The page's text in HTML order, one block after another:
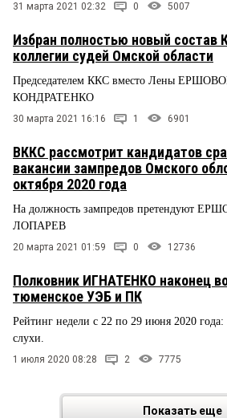
31 марта 2021 02:32 0 5007
Избран полностью новый состав
коллегии судей Омской области
Председателем ККС вместо Лены
КОНДРАТЕНКО
30 марта 2021 16:16 1 6901
ВККС рассмотрит кандидатов
вакансии зампредов Омского
октября 2020 года
На должность зампредов претендуют
ЛОПАРЕВ
20 марта 2021 01:59 0 12736
Полковник ИГНАТЕНКО наконец
тюменское УЭБ и ПК
Рейтинг недели с 22 по 29 июня 2020
слухи.
1 июля 2020 08:28 2 7775
Показать еще